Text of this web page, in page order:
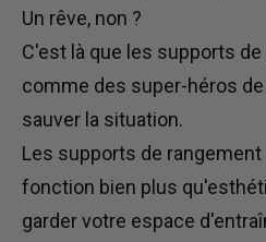
Un rêve, non ?
C'est là que les supports de
comme des super-héros
sauver la situation.
Les supports de
fonction bien plus
garder votre espace